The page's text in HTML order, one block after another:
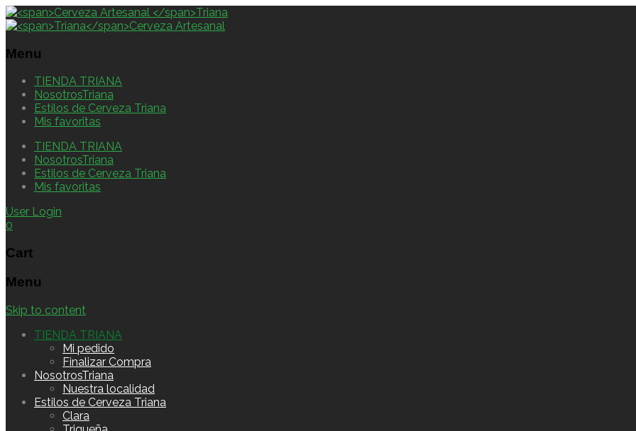
Menu
TIENDA TRIANA
NosotrosTriana
Estilos de Cerveza Triana
Mis favoritas
TIENDA TRIANA
NosotrosTriana
Estilos de Cerveza Triana
Mis favoritas
User Login
0
Cart
Menu
Skip to content
TIENDA TRIANA
Mi pedido
Finalizar Compra
NosotrosTriana
Nuestra localidad
Estilos de Cerveza Triana
Clara